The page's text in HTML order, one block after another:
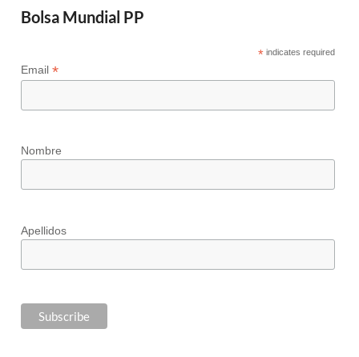
Bolsa Mundial PP
* indicates required
Email*
Nombre
Apellidos